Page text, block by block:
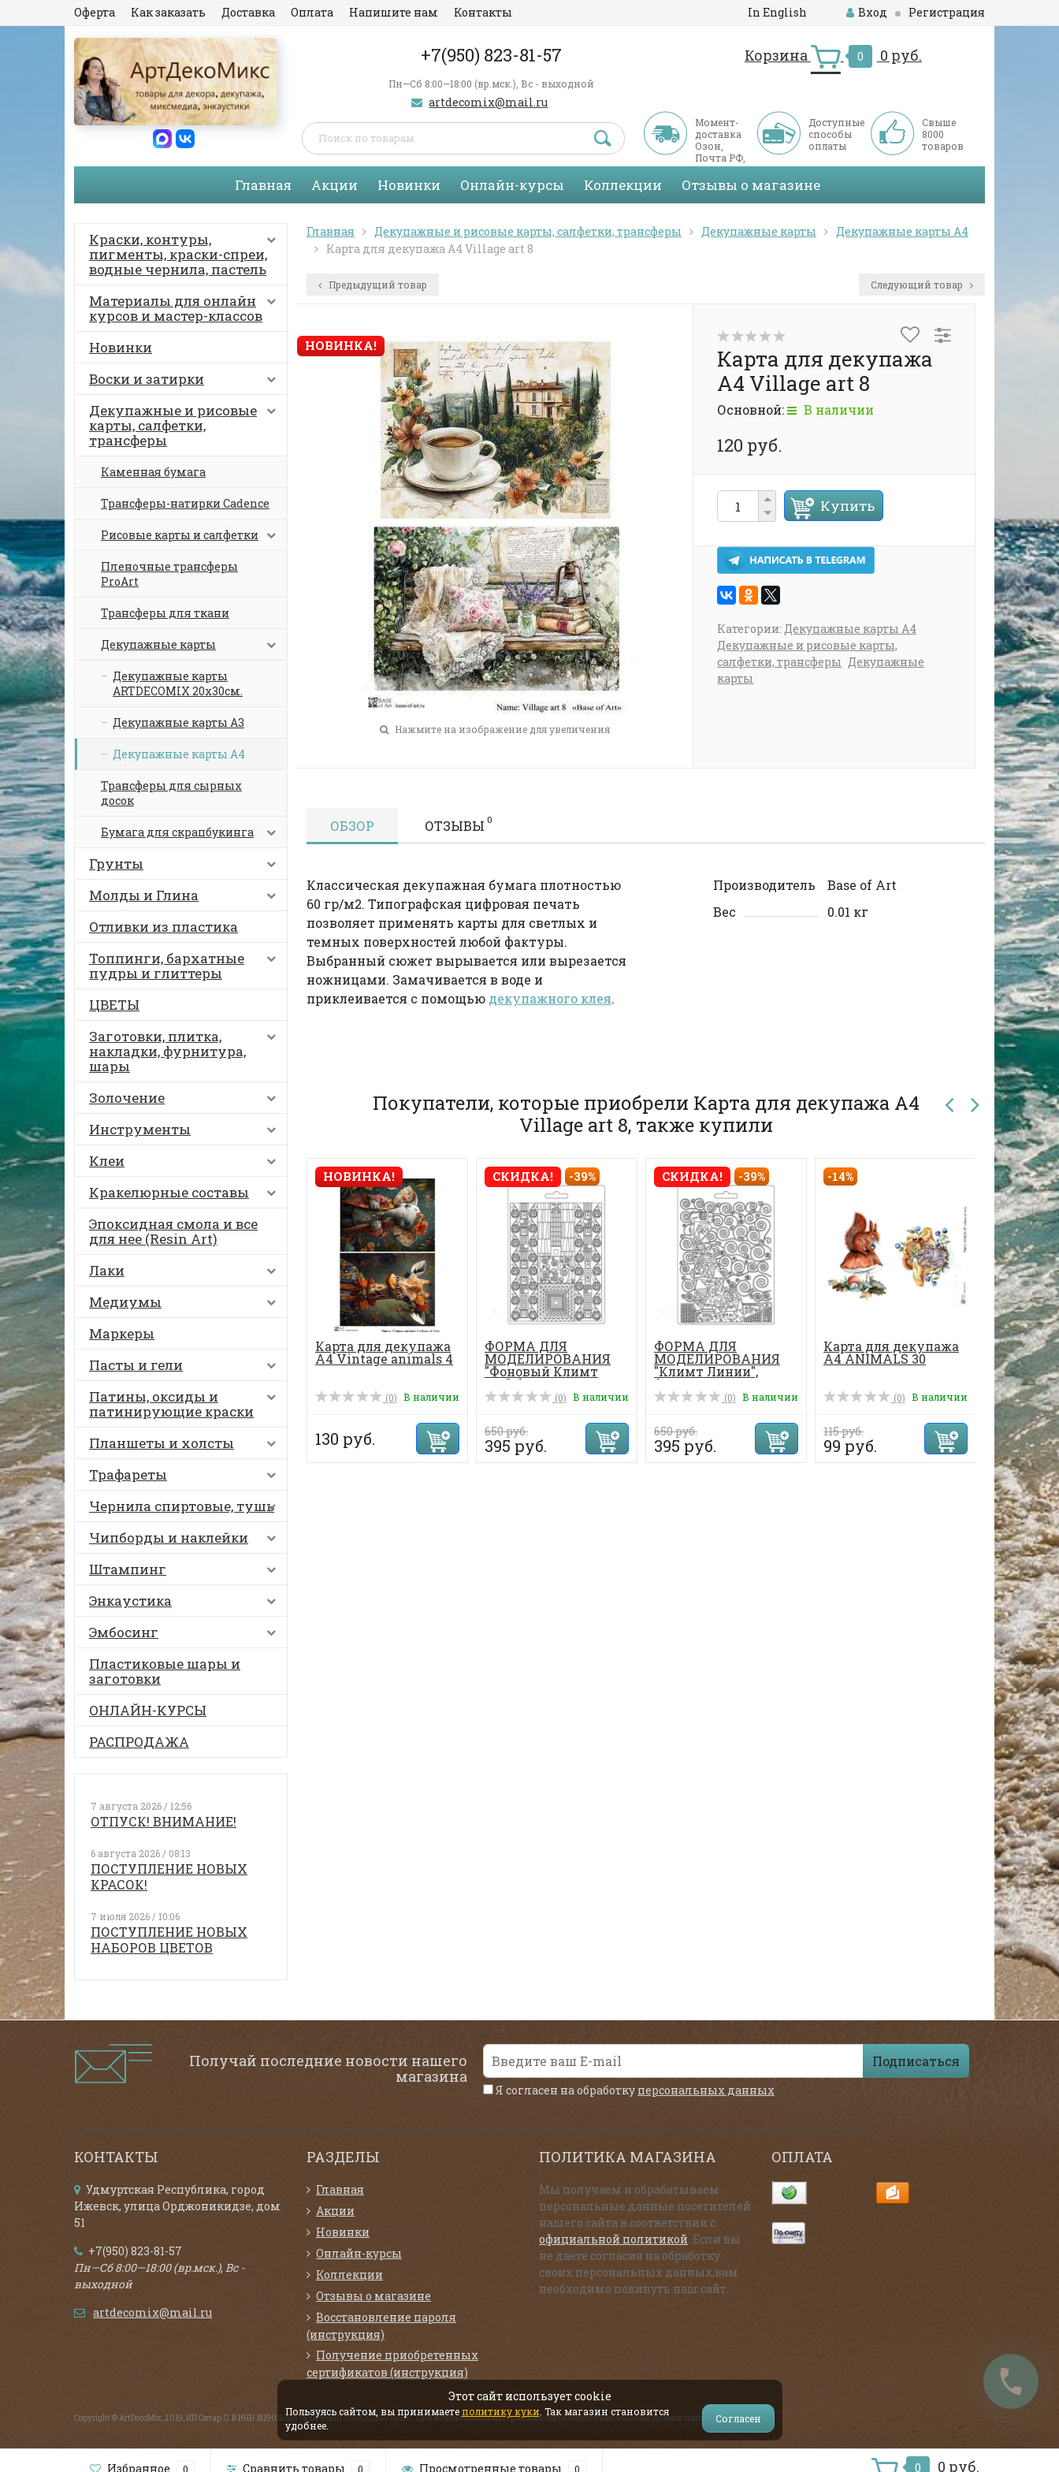
Оферта Как заказать Доставка Оплата Напишите нам Контакты In English Вход Регистрация
+7(950) 823-81-57
Пн—Сб 8:00—18:00 (вр.мск.), Вс - выходной
artdecomix@mail.ru
Корзина 0 0 руб.
Момент-
доставка
Озон,
Почта РФ,
СДЭК
Доступные
способы
оплаты
Свыше
8000
товаров
Главная Акции Новинки Онлайн-курсы Коллекции Отзывы о магазине
Краски, контуры,
пигменты, краски-спреи,
водные чернила, пастель
Материалы для онлайн
курсов и мастер-классов
Новинки
Воски и затирки
Декупажные и рисовые
карты, салфетки,
трансферы
Каменная бумага
Трансферы-натирки Cadence
Рисовые карты и салфетки
Пленочные трансферы
ProArt
Трансферы для ткани
Декупажные карты
Декупажные карты
ARTDECOMIX 20х30см.
Декупажные карты А3
Декупажные карты А4
Трансферы для сырных
досок
Бумага для скрапбукинга
Грунты
Молды и Глина
Отливки из пластика
Топпинги, бархатные
пудры и глиттеры
ЦВЕТЫ
Заготовки, плитка,
накладки, фурнитура,
шары
Золочение
Инструменты
Клеи
Кракелюрные составы
Эпоксидная смола и все
для нее (Resin Art)
Лаки
Медиумы
Маркеры
Пасты и гели
Патины, оксиды и
патинирующие краски
Планшеты и холсты
Трафареты
Чернила спиртовые, тушь
Чипборды и наклейки
Штампинг
Энкаустика
Эмбосинг
Пластиковые шары и
заготовки
ОНЛАЙН-КУРСЫ
РАСПРОДАЖА
7 августа 2026 / 12:56
ОТПУСК! ВНИМАНИЕ!
6 августа 2026 / 08:13
ПОСТУПЛЕНИЕ НОВЫХ
КРАСОК!
7 июля 2026 / 10:06
ПОСТУПЛЕНИЕ НОВЫХ
НАБОРОВ ЦВЕТОВ
Главная Декупажные и рисовые карты, салфетки, трансферы Декупажные карты
Декупажные карты А4
Карта для декупажа А4 Village art 8
Предыдущий товар Следующий товар
НОВИНКА!
Нажмите на изображение для увеличения
Карта для декупажа
А4 Village art 8
Основной: В наличии
120 руб.
Купить
Категории:Декупажные карты А4
Декупажные и рисовые карты,
салфетки, трансферы Декупажные
карты
ОБЗОР ОТЗЫВЫ 0
Классическая декупажная бумага плотностью
60 гр/м2. Типографская цифровая печать
позволяет применять карты для светлых и
темных поверхностей любой фактуры.
Выбранный сюжет вырывается или вырезается
ножницами. Замачивается в воде и
приклеивается с помощью декупажного клея.
Производитель
Base of Art
Вес
0.01 кг
Покупатели, которые приобрели Карта для декупажа А4
Village art 8, также купили
НОВИНКА!
Карта для декупажа
А4 Vintage animals 4
(0) В наличии
130 руб.
СКИДКА! -39%
ФОРМА ДЛЯ
МОДЕЛИРОВАНИЯ
"Фоновый Климт
№2", фор...
(0) В наличии
650 руб.
395 руб.
СКИДКА! -39%
ФОРМА ДЛЯ
МОДЕЛИРОВАНИЯ
"Климт Линии",
формат А5
(0) В наличии
650 руб.
395 руб.
-14%
Карта для декупажа
А4 ANIMALS 30
(0) В наличии
115 руб.
99 руб.
Карта
А4 New
120 руб.
60 руб.
Получай последние новости нашего
магазина
Подписаться
Я согласен на обработку персональных данных
КОНТАКТЫ
Удмуртская Республика, город
Ижевск, улица Орджоникидзе, дом
51
+7(950) 823-81-57
Пн—Сб 8:00—18:00 (вр.мск.), Вс -
выходной
artdecomix@mail.ru
РАЗДЕЛЫ
Главная
Акции
Новинки
Онлайн-курсы
Коллекции
Отзывы о магазине
Восстановление пароля
(инструкция)
Получение приобретенных
сертификатов (инструкция)
ПОЛИТИКА МАГАЗИНА
Мы получаем и обрабатываем
персональные данные посетителей
нашего сайта в соответствии с
официальной политикой. Если вы
не даете согласия на обработку
своих персональных данных,вам
необходимо покинуть наш сайт.
ОПЛАТА
Copyright © ArtDecoMix, 2019, ИП Ситар О.В ИНН 181901262575, ОГРНИП 319183200016690. При использовании материалов с сайта обязательно указание прямой ссылки на источник.
Избранное 0 Сравнить товары 0 Просмотренные товары 0 0 0 руб.
Этот сайт использует cookie
Пользуясь сайтом, вы принимаетеполитику куки . Так магазин становится
удобнее.
Согласен